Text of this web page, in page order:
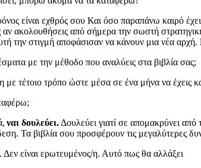
είναι εχθρός σου Και όσο παραπάνω καιρό
αν ακολουθήσεις από σήμερα την σωστή
την στιγμή αποφάσισαν να κάνουν μια νέα αρχή.
με την μέθοδο που αναλύεις στα βιβλία σας;
τέτοιο τρόπο ώστε μέσα σε ένα μήνα να έχεις
ναι δουλεύει. Δουλεύει γιατί σε απομακρύνει από
Τα βιβλία σου προσφέρουν τις μεγαλύτερες
Δεν είναι ερωτευμένος/η. Αυτό πως θα αλλάξει